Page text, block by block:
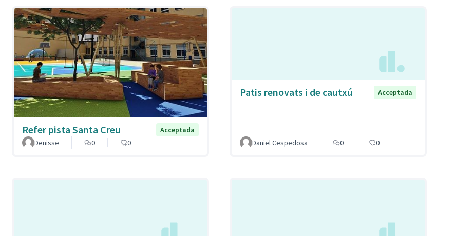
Refer pista Santa Creu
Acceptada
Denisse
0 0
Patis renovats i de cautxú Acceptada
Daniel Cespedosa 0 0